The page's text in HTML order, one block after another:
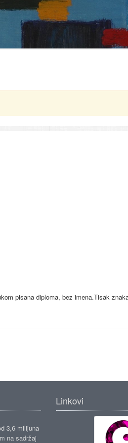
pisana diploma, bez imena.Tisak
3,6 milijuna
na sadržaj
Linkovi